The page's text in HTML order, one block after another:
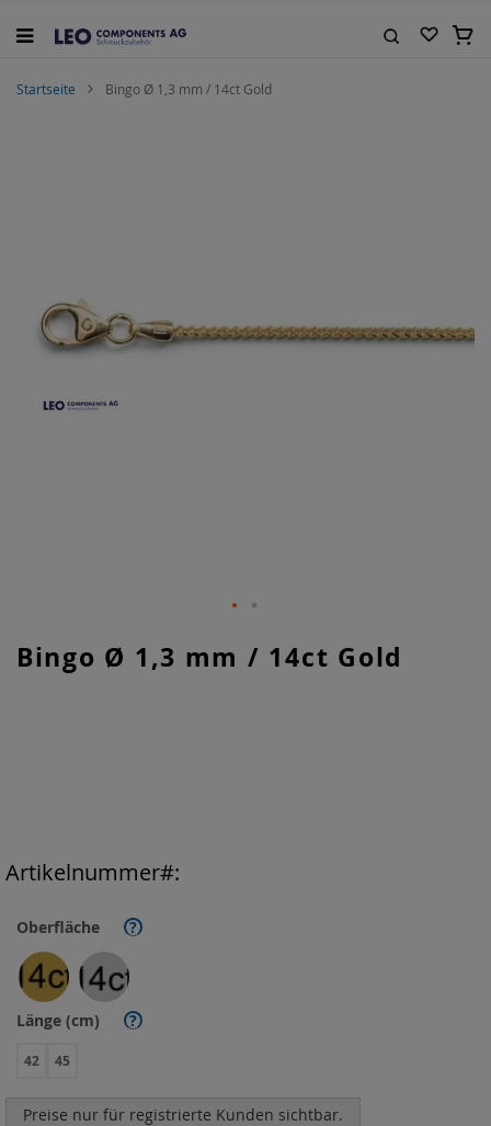
Inhalt
Startseite Bingo Ø 1,3 mm / 14ct Gold
Bingo Ø 1,3 mm / 14ct Gold
Oberfläche ?
Länge (cm) ?
42 45
Preise nur für registrierte Kunden sichtbar.
Artikelnummer
Anfang